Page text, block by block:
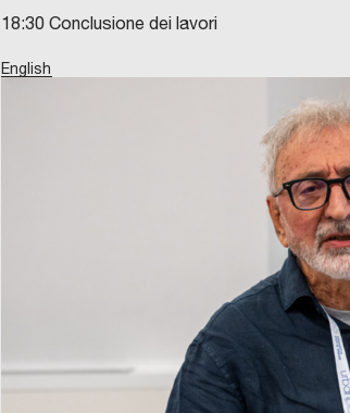
18:30 Conclusione dei lavori
English